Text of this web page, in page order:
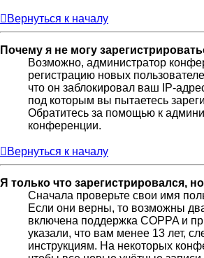
Вернуться к началу
Почему я не могу
Возможно, администратор
регистрацию новых
что он заблокировал ваш IP-
под которым вы пытаетесь
Обратитесь за помощью к
конференции.
Вернуться к началу
Я только что зарегистрировался,
Сначала проверьте свои имя
Если они верны, то возможны
включена поддержка COPPA и
указали, что вам менее 13 лет,
инструкциям. На некоторых